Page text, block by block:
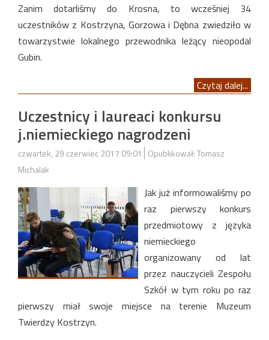
Zanim dotarliśmy do Krosna, to wcześniej 34
uczestników z Kostrzyna, Gorzowa i Dębna zwiedziło w
towarzystwie lokalnego przewodnika leżący nieopodal
Gubin.
Czytaj dalej...
Uczestnicy i laureaci konkursu
j.niemieckiego nagrodzeni
czwartek, 29 czerwiec 2017 09:01
Opublikował: Tomasz
Michalak
Jak już informowaliśmy po
raz pierwszy konkurs
przedmiotowy z języka
niemieckiego
organizowany od lat
przez nauczycieli Zespołu
Szkół w tym roku po raz
pierwszy miał swoje miejsce na terenie Muzeum
Twierdzy Kostrzyn.